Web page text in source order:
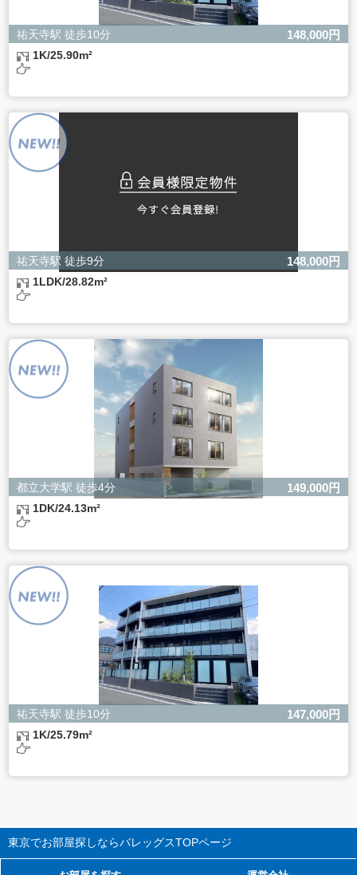
電話 03-3794-1115
お問合せメールアドレス privacy@balleggs.co.jp
受付時間：平日10：30～17：00 ※弊社公休日を除く
よるものです。
ただし、必要な項目をいただけない場合、適切な対応がで
きない場合があります。
祐天寺駅 徒歩10分 148,000円
1K/25.90m²
祐天寺駅 徒歩9分 148,000円
1LDK/28.82m²
都立大学駅 徒歩4分 149,000円
1DK/24.13m²
祐天寺駅 徒歩10分 147,000円
1K/25.79m²
東京でお部屋探しならバレッグスTOPページ